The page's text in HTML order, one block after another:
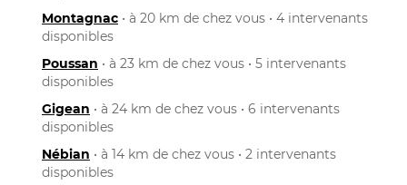
Montagnac • à 20 km de chez vous • 4 intervenants
disponibles
Poussan • à 23 km de chez vous • 5 intervenants
disponibles
Gigean • à 24 km de chez vous • 6 intervenants
disponibles
Nébian • à 14 km de chez vous • 2 intervenants
disponibles